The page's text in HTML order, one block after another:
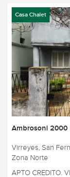
Casa Chalet
Ambrosoni 2000
Virreyes, San
Zona Norte
APTO CREDITO.